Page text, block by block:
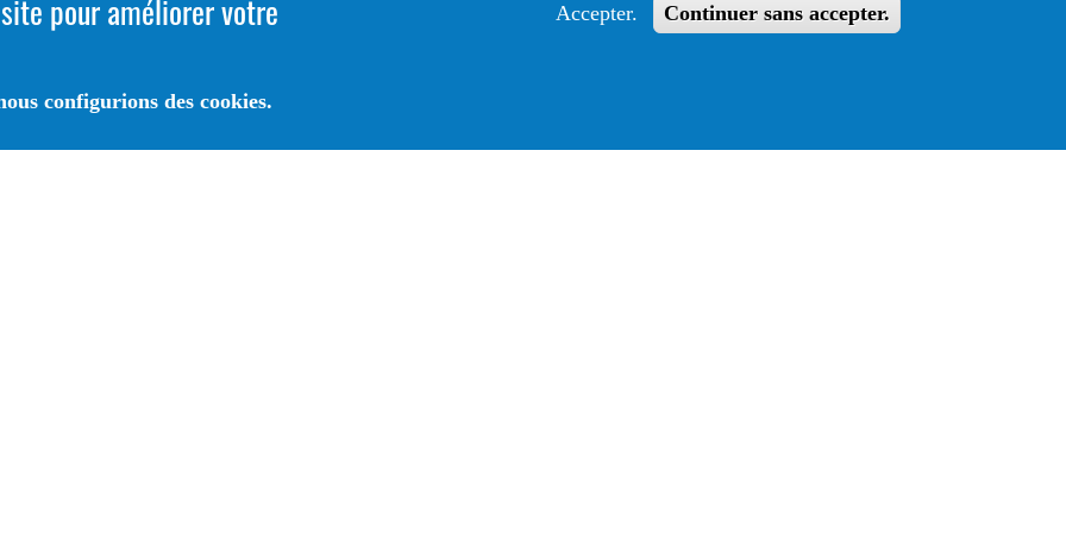
pour améliorer votre
configurions des cookies.
Accepter. Continuer sans accepter.